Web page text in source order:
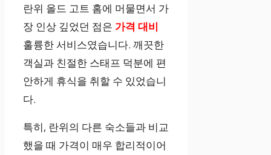
보통
다양
란위 올드 고트 홈에 머물면서 가
장 인상 깊었던 점은 가격 대비
훌륭한 서비스였습니다. 깨끗한
객실과 친절한 스태프 덕분에 편
안하게 휴식을 취할 수 있었습니
다.
특히, 란위의 다른 숙소들과 비교
했을 때 가격이 매우 합리적이어